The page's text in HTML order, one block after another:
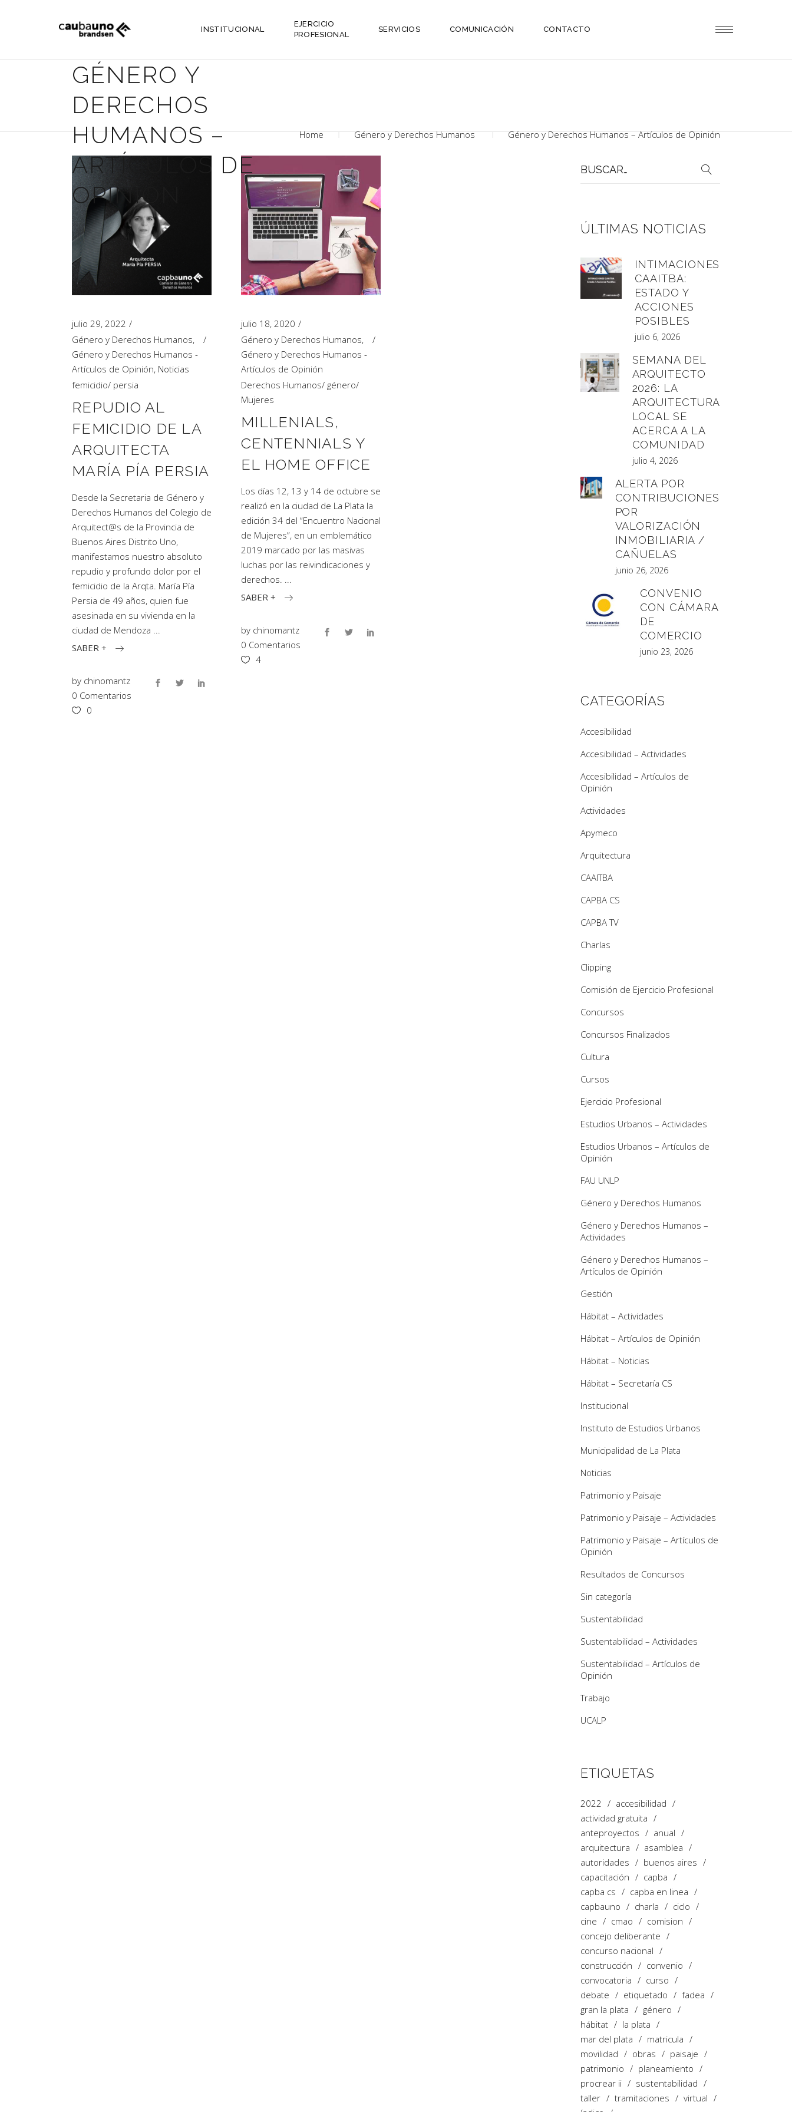
INSTITUCIONAL
EJERCICIO
PROFESIONAL
SERVICIOS COMUNICACIÓN CONTACTO
GÉNERO Y
DERECHOS
HUMANOS –
ARTÍCULOS DE
OPINIÓN
Home Género y Derechos Humanos Género y Derechos Humanos – Artículos de Opinión
julio 29, 2022
Género y Derechos Humanos,
Género y Derechos Humanos -
Artículos de Opinión, Noticias
femicidio/ persia
REPUDIO AL
FEMICIDIO DE LA
ARQUITECTA
MARÍA PÍA PERSIA
Desde la Secretaria de Género y
Derechos Humanos del Colegio de
Arquitect@s de la Provincia de
Buenos Aires Distrito Uno,
manifestamos nuestro absoluto
repudio y profundo dolor por el
femicidio de la Arqta. María Pía
Persia de 49 años, quien fue
asesinada en su vivienda en la
ciudad de Mendoza
SABER +
by chinomantz
0 Comentarios
0
julio 18, 2020
Género y Derechos Humanos,
Género y Derechos Humanos -
Artículos de Opinión
Derechos Humanos/ género/
Mujeres
MILLENIALS,
CENTENNIALS Y
EL HOME OFFICE
Los días 12, 13 y 14 de octubre se
realizó en la ciudad de La Plata la
edición 34 del “Encuentro Nacional
de Mujeres”, en un emblemático
2019 marcado por las masivas
luchas por las reivindicaciones y
derechos.
SABER +
by chinomantz
0 Comentarios
4
por:
ÚLTIMAS NOTICIAS
INTIMACIONES
CAAITBA:
ESTADO Y
ACCIONES
POSIBLES
julio 6, 2026
SEMANA DEL
ARQUITECTO
2026: LA
ARQUITECTURA
LOCAL SE
ACERCA A LA
COMUNIDAD
julio 4, 2026
ALERTA POR
CONTRIBUCIONES
POR
VALORIZACIÓN
INMOBILIARIA /
CAÑUELAS
junio 26, 2026
CONVENIO
CON CÁMARA
DE
COMERCIO
junio 23, 2026
CATEGORÍAS
Accesibilidad
Accesibilidad – Actividades
Accesibilidad – Artículos de
Opinión
Actividades
Apymeco
Arquitectura
CAAITBA
CAPBA CS
CAPBA TV
Charlas
Clipping
Comisión de Ejercicio Profesional
Concursos
Concursos Finalizados
Cultura
Cursos
Ejercicio Profesional
Estudios Urbanos – Actividades
Estudios Urbanos – Artículos de
Opinión
FAU UNLP
Género y Derechos Humanos
Género y Derechos Humanos –
Actividades
Género y Derechos Humanos –
Artículos de Opinión
Gestión
Hábitat – Actividades
Hábitat – Artículos de Opinión
Hábitat – Noticias
Hábitat – Secretaría CS
Institucional
Instituto de Estudios Urbanos
Municipalidad de La Plata
Noticias
Patrimonio y Paisaje
Patrimonio y Paisaje – Actividades
Patrimonio y Paisaje – Artículos de
Opinión
Resultados de Concursos
Sin categoría
Sustentabilidad
Sustentabilidad – Actividades
Sustentabilidad – Artículos de
Opinión
Trabajo
UCALP
ETIQUETAS
2022
accesibilidad
actividad gratuita
anteproyectos
anual
arquitectura
asamblea
autoridades
buenos aires
capacitación
capba
capba cs
capba en linea
capbauno
charla
ciclo
cine
cmao
comision
concejo deliberante
concurso nacional
construcción
convenio
convocatoria
curso
debate
etiquetado
fadea
gran la plata
género
hábitat
la plata
mar del plata
matricula
movilidad
obras
paisaje
patrimonio
planeamiento
procrear ii
sustentabilidad
taller
tramitaciones
virtual